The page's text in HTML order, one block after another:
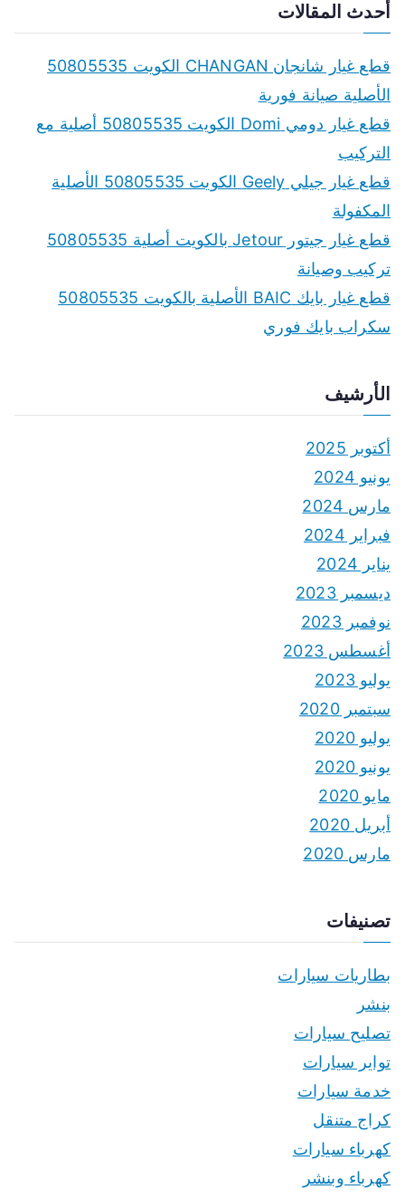
r
أحدث المقالات
قطع غيار شانجان CHANGAN الكويت 50805535
الأصلية صيانة فورية
قطع غيار دومي Domi الكويت 50805535 أصلية مع
التركيب
قطع غيار جيلي Geely الكويت 50805535 الأصلية
المكفولة
قطع غيار جيتور Jetour بالكويت أصلية 50805535
تركيب وصيانة
قطع غيار بايك BAIC الأصلية بالكويت 50805535
سكراب بايك فوري
الأرشيف
أكتوبر 2025
يونيو 2024
مارس 2024
فبراير 2024
يناير 2024
ديسمبر 2023
نوفمبر 2023
أغسطس 2023
يوليو 2023
سبتمبر 2020
يوليو 2020
يونيو 2020
مايو 2020
أبريل 2020
مارس 2020
تصنيفات
بطاريات سيارات
بنشر
تصليح سيارات
تواير سيارات
خدمة سيارات
كراج متنقل
كهرباء سيارات
كهرباء وبنشر